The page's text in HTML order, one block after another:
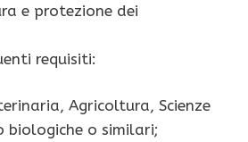
e protezione dei
requisiti:
Agricoltura, Scienze
biologiche o similari;